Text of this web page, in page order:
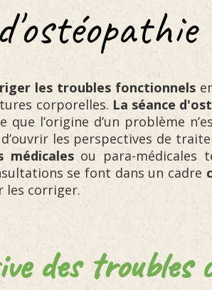
les troubles fonctionnels
corporelles. La séance
l’origine d’un problème
les perspectives de
médicalesou para-médicales
se font dans un cadre
les corriger.
des troubles